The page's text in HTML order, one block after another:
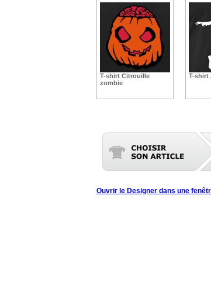
T-shirt Citrouille
zombie
T-shirt
Ouvrir le Designer dans une